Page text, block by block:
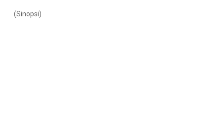
(Sinopsi)